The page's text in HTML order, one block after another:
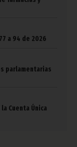
a 94 de 2026
parlamentarias
Cuenta Única